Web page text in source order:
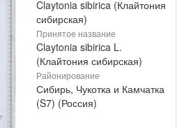
Claytonia sibirica (Клайтония
сибирская)
Принятое название
Claytonia sibirica L.
(Клайтония сибирская)
Районирование
Сибирь, Чукотка и Камчатка
(S7) (Россия)